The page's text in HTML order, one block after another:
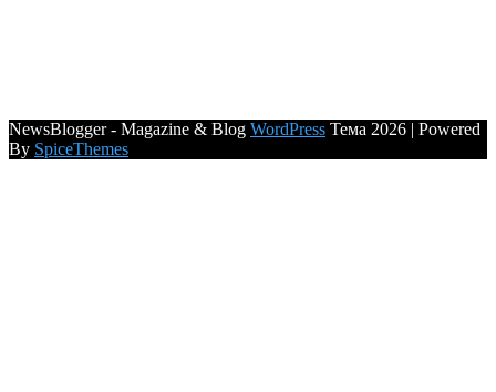
NewsBlogger - Magazine & Blog WordPress Тема 2026 | Powered
By SpiceThemes